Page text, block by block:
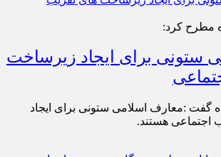
مطرح کرد:
ستونی برای ایجاد زیرساخت
گفت :معارف اسلامی ستونی برای ایجاد
اجتماعی هستند.